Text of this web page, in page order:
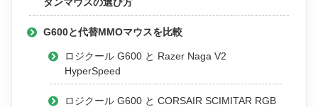
G600と代替MMOマウスを比較
ロジクール G600 と Razer Naga V2
HyperSpeed
ロジクール G600 と CORSAIR SCIMITAR RGB